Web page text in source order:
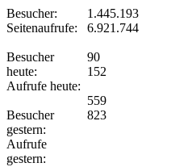
Besucher:
Seitenaufrufe:
Besucher
heute:
Aufrufe heute:
Besucher
gestern:
Aufrufe
gestern:
1.445.193
6.921.744
90
152
559
823